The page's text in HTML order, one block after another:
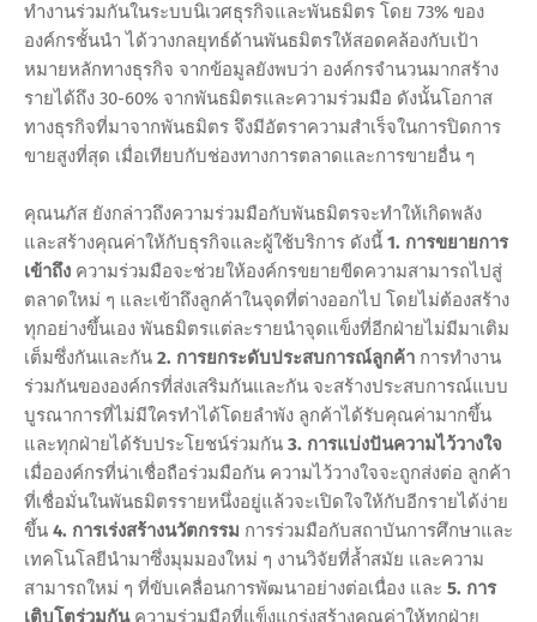
ทำงานร่วมกันในระบบนิเวศธุรกิจและพันธมิตร โดย 73% ของ
องค์กรชั้นนำ ได้วางกลยุทธ์ด้านพันธมิตรให้สอดคล้องกับเป้า
หมายหลักทางธุรกิจ จากข้อมูลยังพบว่า องค์กรจำนวนมากสร้าง
รายได้ถึง 30-60% จากพันธมิตรและความร่วมมือ ดังนั้นโอกาส
ทางธุรกิจที่มาจากพันธมิตร จึงมีอัตราความสำเร็จในการปิดการ
ขายสูงที่สุด เมื่อเทียบกับช่องทางการตลาดและการขายอื่น ๆ
คุณนภัส ยังกล่าวถึงความร่วมมือกับพันธมิตรจะทำให้เกิดพลัง
และสร้างคุณค่าให้กับธุรกิจและผู้ใช้บริการ ดังนี้ 1. การขยายการ
เข้าถึง ความร่วมมือจะช่วยให้องค์กรขยายขีดความสามารถไปสู่
ตลาดใหม่ ๆ และเข้าถึงลูกค้าในจุดที่ต่างออกไป โดยไม่ต้องสร้าง
ทุกอย่างขึ้นเอง พันธมิตรแต่ละรายนำจุดแข็งที่อีกฝ่ายไม่มีมาเติม
เต็มซึ่งกันและกัน 2. การยกระดับประสบการณ์ลูกค้า การทำงาน
ร่วมกันขององค์กรที่ส่งเสริมกันและกัน จะสร้างประสบการณ์แบบ
บูรณาการที่ไม่มีใครทำได้โดยลำพัง ลูกค้าได้รับคุณค่ามากขึ้น
และทุกฝ่ายได้รับประโยชน์ร่วมกัน 3. การแบ่งปันความไว้วางใจ
เมื่อองค์กรที่น่าเชื่อถือร่วมมือกัน ความไว้วางใจจะถูกส่งต่อ ลูกค้า
ที่เชื่อมั่นในพันธมิตรรายหนึ่งอยู่แล้วจะเปิดใจให้กับอีกรายได้ง่าย
ขึ้น 4. การเร่งสร้างนวัตกรรม การร่วมมือกับสถาบันการศึกษาและ
เทคโนโลยีนำมาซึ่งมุมมองใหม่ ๆ งานวิจัยที่ล้ำสมัย และความ
สามารถใหม่ ๆ ที่ขับเคลื่อนการพัฒนาอย่างต่อเนื่อง และ 5. การ
เติบโตร่วมกัน ความร่วมมือที่แข็งแกร่งสร้างคุณค่าให้ทุกฝ่าย